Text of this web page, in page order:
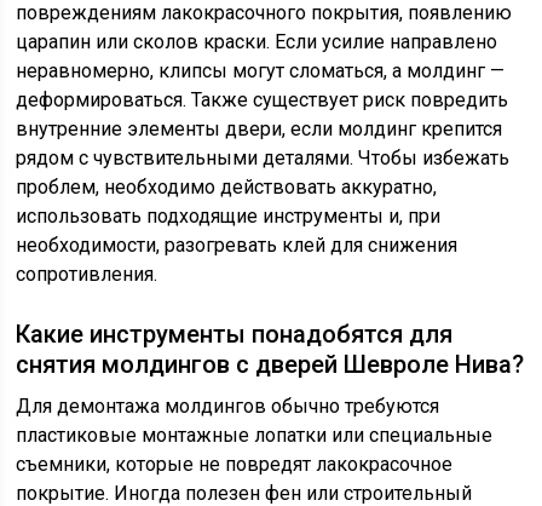
повреждениям лакокрасочного покрытия, появлению
царапин или сколов краски. Если усилие направлено
неравномерно, клипсы могут сломаться, а молдинг —
деформироваться. Также существует риск повредить
внутренние элементы двери, если молдинг крепится
рядом с чувствительными деталями. Чтобы избежать
проблем, необходимо действовать аккуратно,
использовать подходящие инструменты и, при
необходимости, разогревать клей для снижения
сопротивления.
Какие инструменты понадобятся для
снятия молдингов с дверей Шевроле Нива?
Для демонтажа молдингов обычно требуются
пластиковые монтажные лопатки или специальные
съемники, которые не повредят лакокрасочное
покрытие. Иногда полезен фен или строительный